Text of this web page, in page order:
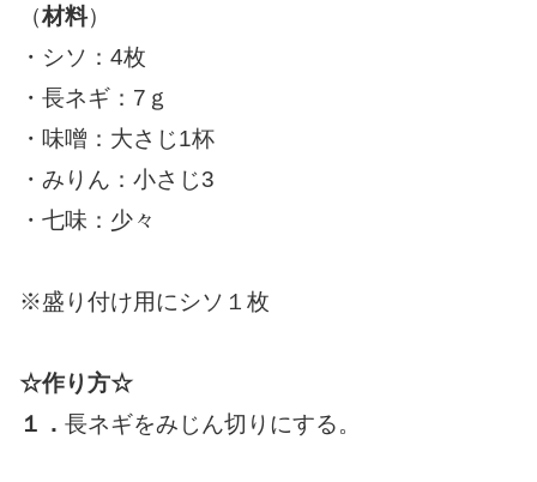
（材料）
・シソ：4枚
・長ネギ：7ｇ
・味噌：大さじ1杯
・みりん：小さじ3
・七味：少々
※盛り付け用にシソ１枚
☆作り方☆
１． 長ネギをみじん切りにする。